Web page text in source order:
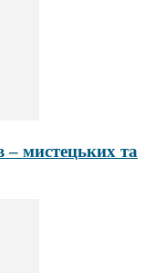
– мистецьких та